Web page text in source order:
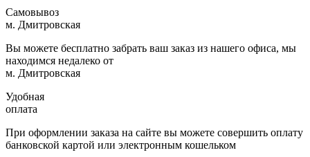
Самовывоз
м. Дмитровская
Вы можете бесплатно забрать ваш заказ из нашего офиса, мы
находимся недалеко от
м. Дмитровская
Удобная
оплата
При оформлении заказа на сайте вы можете совершить оплату
банковской картой или электронным кошельком